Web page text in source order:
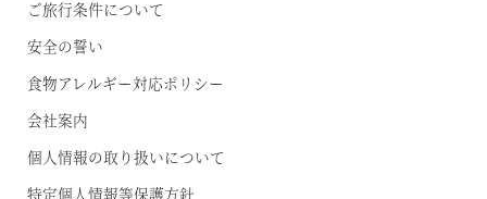
ご旅行条件について
安全の誓い
食物アレルギー対応ポリシー
会社案内
個人情報の取り扱いについて
特定個人情報等保護方針